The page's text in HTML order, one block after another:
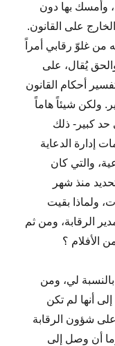
وأمسك بها دون
على القانون.
من غلوّ رقابي أمراً
يُقال، على
أحكام القانون
ولكن شيئاً هاماً
حد كبير- ذلك
إدارة الدعاية
والتي كان
منذ شهر
ولماذا بقيت
الرقابة، ومن ثم
الأفلام ؟
بالنسبة لي، ومن
أنها لم تكن
شؤون الرقابة
أن وصل إلى